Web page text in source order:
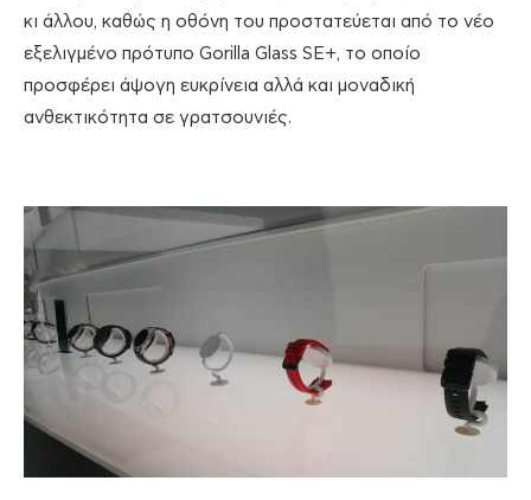
κι άλλου, καθώς η οθόνη του προστατεύεται από το νέο
εξελιγμένο πρότυπο Gorilla Glass SE+, το οποίο
προσφέρει άψογη ευκρίνεια αλλά και μοναδική
ανθεκτικότητα σε γρατσουνιές.